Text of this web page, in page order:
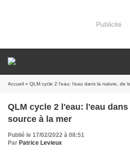
Publicité
Accueil » QLM cycle 2 l'eau: l'eau dans la nature, de
QLM cycle 2 l'eau: l'eau
source à la mer
Publié le 17/02/2022 à 08:51
Par Patrice Levieux